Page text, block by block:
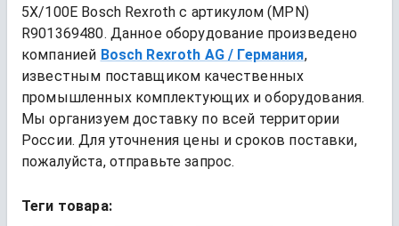
5X/100E Bosch Rexroth
с артикулом (MPN)
R901369480. Данное оборудование произведено
компанией Bosch Rexroth AG / Германия,
известным поставщиком качественных
промышленных комплектующих и оборудования.
Мы организуем доставку по всей территории
России. Для уточнения цены и сроков поставки,
пожалуйста, отправьте запрос.
Теги товара: